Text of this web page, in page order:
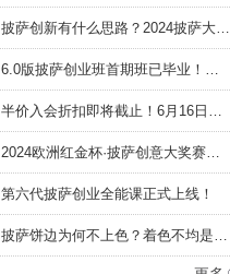
披萨创新有什么思路？2024披萨大赛创意作品集给你灵感！
6.0版披萨创业班首期班已毕业！第二期开放报名！
半价入会折扣即将截止！6月16日起恢复原价！速度捡漏！
2024欧洲红金杯·披萨创意大奖赛圆满结束！期待下次再会！
第六代披萨创业全能课正式上线！
披萨饼边为何不上色？着色不均是什么缘故？